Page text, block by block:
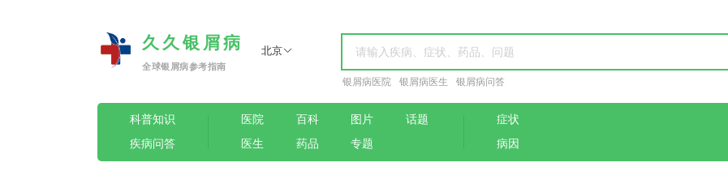
久久银屑病
全球银屑病参考指南
北京
银屑病医院 银屑病医生 银屑病问答
科普知识
疾病问答
医院
医生
百科
药品
图片
专题
话题
症状
病因